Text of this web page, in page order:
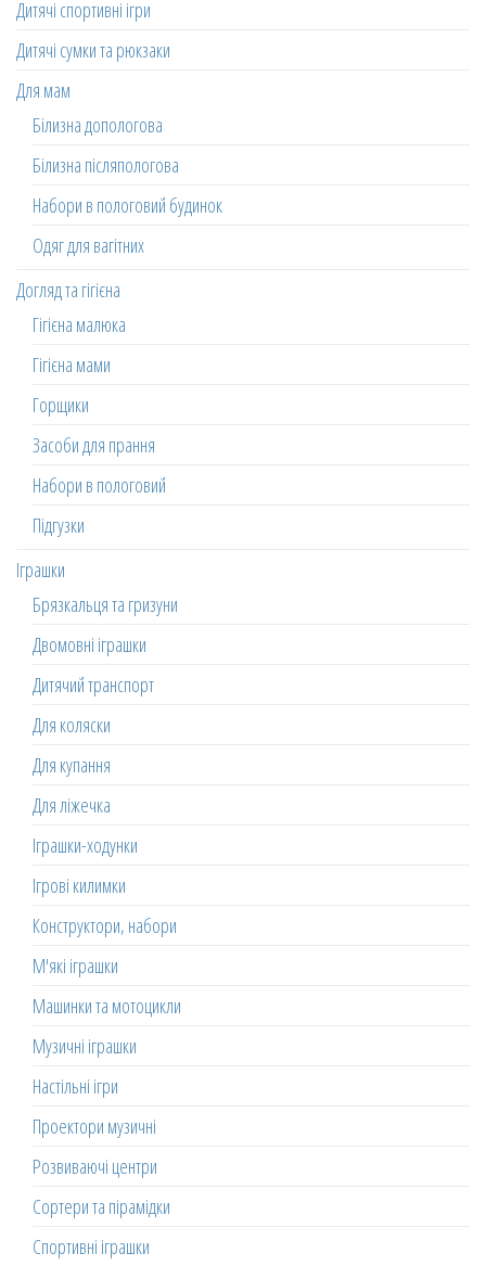
Дитячі спортивні ігри
Дитячі сумки та рюкзаки
Для мам
Білизна допологова
Білизна післяпологова
Набори в пологовий будинок
Одяг для вагітних
Догляд та гігієна
Гігієна малюка
Гігієна мами
Горщики
Засоби для прання
Набори в пологовий
Підгузки
Іграшки
Брязкальця та гризуни
Двомовні іграшки
Дитячий транспорт
Для коляски
Для купання
Для ліжечка
Іграшки-ходунки
Ігрові килимки
Конструктори, набори
М'які іграшки
Машинки та мотоцикли
Музичні іграшки
Настільні ігри
Проектори музичні
Розвиваючі центри
Сортери та пірамідки
Спортивні іграшки